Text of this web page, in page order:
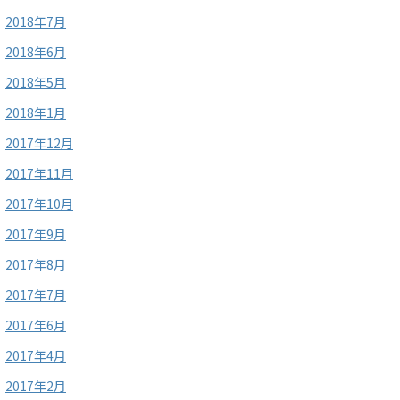
2018年7月
2018年6月
2018年5月
2018年1月
2017年12月
2017年11月
2017年10月
2017年9月
2017年8月
2017年7月
2017年6月
2017年4月
2017年2月